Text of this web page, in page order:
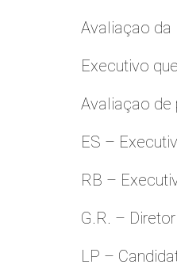
Avaliaçao da
Executivo
Avaliaçao de
ES –
RB –
G.R. –
LP –